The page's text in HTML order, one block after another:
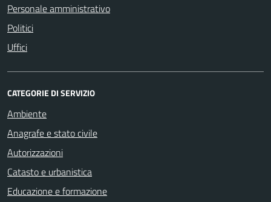
Personale amministrativo
Politici
Uffici
CATEGORIE DI SERVIZIO
Ambiente
Anagrafe e stato civile
Autorizzazioni
Catasto e urbanistica
Educazione e formazione